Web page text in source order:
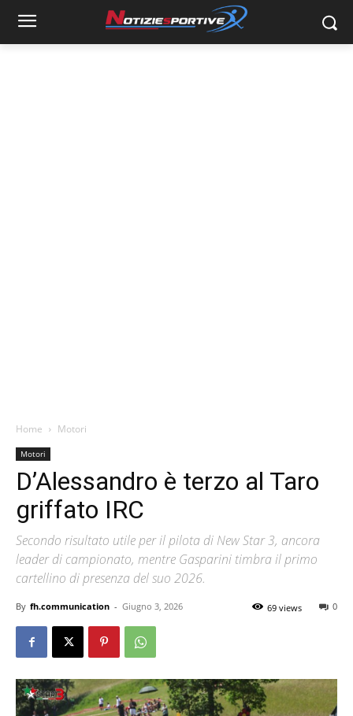
Home Motori
Motori
D’Alessandro è terzo al Taro
griffato IRC
Secondo risultato utile per il pilota di New Star 3, ancora
leader di campionato, mentre Gasparini timbra il primo
cartellino di presenza del suo 2026.
By fh.communication - Giugno 3, 2026 0
69 views